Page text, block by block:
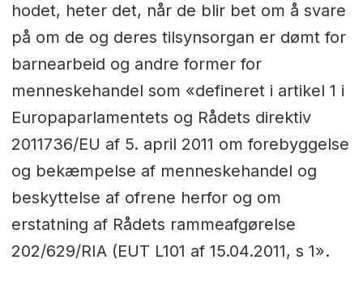
hodet, heter det, når de blir bet om å svare
på om de og deres tilsynsorgan er dømt for
barnearbeid og andre former for
menneskehandel som «defineret i artikel 1 i
Europaparlamentets og Rådets direktiv
2011736/EU af 5. april 2011 om forebyggelse
og bekæmpelse af menneskehandel og
beskyttelse af ofrene herfor og om
erstatning af Rådets rammeafgørelse
202/629/RIA (EUT L101 af 15.04.2011, s 1».